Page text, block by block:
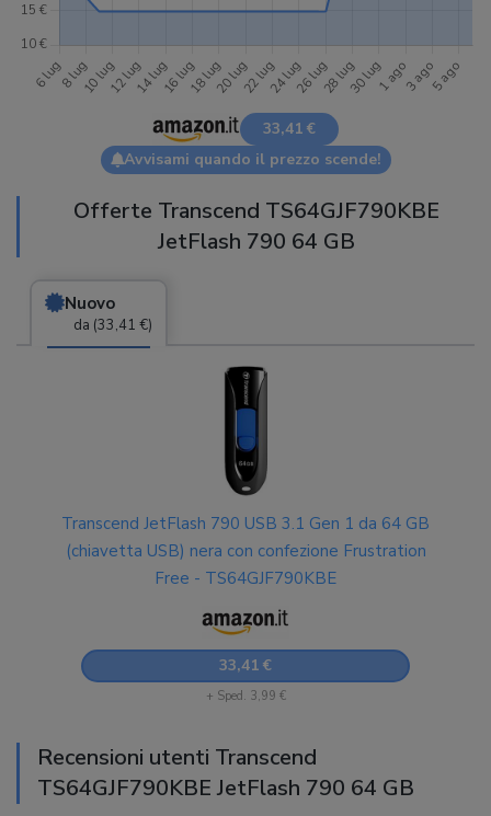
33,41 €
Avvisami quando il prezzo scende!
Offerte Transcend TS64GJF790KBE
JetFlash 790 64 GB
Nuovo
da (33,41 €)
Transcend JetFlash 790 USB 3.1 Gen 1 da 64 GB
(chiavetta USB) nera con confezione Frustration
Free - TS64GJF790KBE
33,41 €
+ Sped. 3,99 €
Recensioni utenti Transcend
TS64GJF790KBE JetFlash 790 64 GB